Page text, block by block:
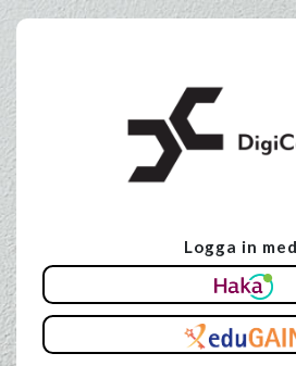
Gå direkt till huvudinnehåll
Hoppa vidare för att skapa ett
Logga in